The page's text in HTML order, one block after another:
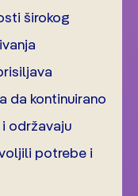
širokog
da kontinuirano
održavaju
potrebe i